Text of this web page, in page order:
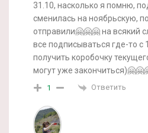
31.10, насколько я помню,
сменилась на ноябрьскую,
отправили🤗🤗🤗 на всякий
все подписываться где-то с
получить коробочку
могут уже
1 Ответить